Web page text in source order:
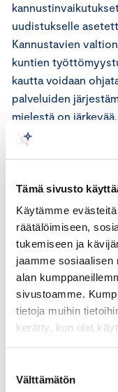
Tämä sivusto
Käytämme
räätälöimiseen,
tukemiseen ja
jaamme sosiaalisen
alan
sivustoamme.
tietoja muihin
kerätty, kun olet
valinta
Välttämätön
uudistukselle
Kannustavien
kuntien
kautta voidaan
palveluiden
mielestä on
vastuun
osaltaan
järjestämisvastuulle
näkökulmasta, että
ja alueellisen
parantaa
pieneksi
tehottomuutta ja